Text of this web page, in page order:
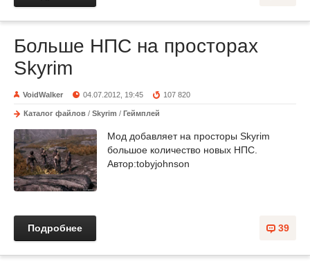
Больше НПС на просторах
Skyrim
VoidWalker 04.07.2012, 19:45 107 820
Каталог файлов / Skyrim / Геймплей
Мод добавляет на просторы Skyrim
большое количество новых НПС.
Автор:tobyjohnson
39
Подробнее